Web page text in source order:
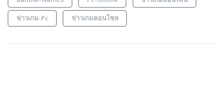
ข่าวเกม-Pc ข่าวเกมคอนโซล